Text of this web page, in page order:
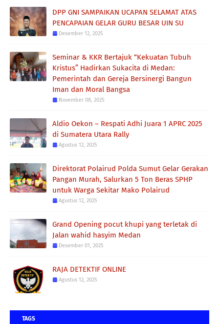
DPP GNI SAMPAIKAN UCAPAN SELAMAT ATAS
PENCAPAIAN GELAR GURU BESAR UIN SU
Desember 12, 2025
Seminar & KKR Bertajuk “Kekuatan Tubuh
Kristus” Hadirkan Sukacita di Medan:
Pemerintah dan Gereja Bersinergi Bangun
Iman dan Moral Bangsa
November 08, 2025
Aldio Oekon – Respati Adhi Juara 1 APRC 2025
di Sumatera Utara Rally
Agustus 12, 2025
Direktorat Polairud Polda Sumut Gelar Gerakan
Pangan Murah, Salurkan 5 Ton Beras SPHP
untuk Warga Sekitar Mako Polairud
Agustus 12, 2025
Grand Opening pocut khupi yang terletak di
Jalan wahid hasyim Medan
Desember 01, 2025
RAJA DETEKTIF ONLINE
Agustus 12, 2025
TAGS